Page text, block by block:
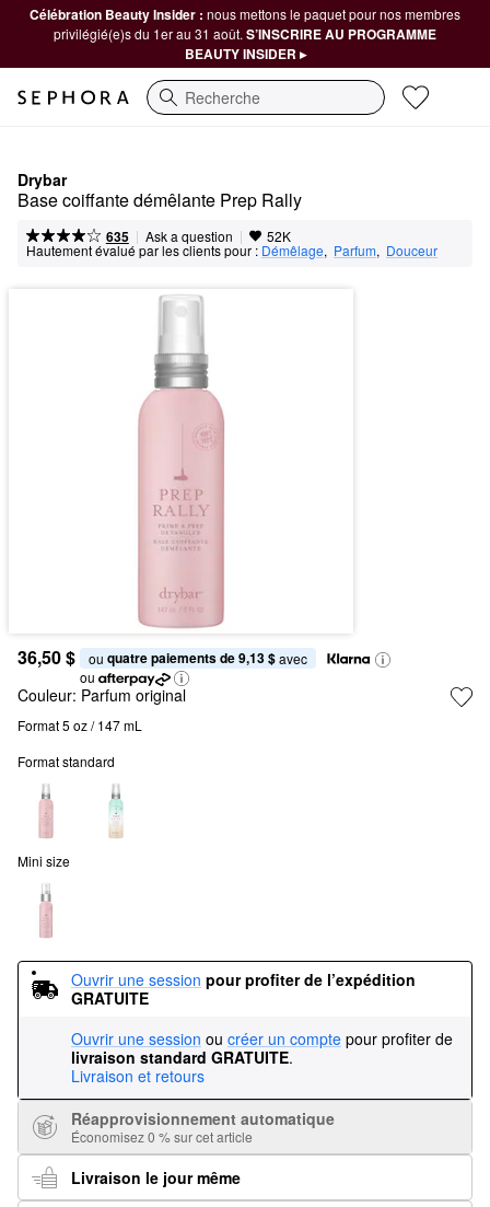
Célébration Beauty Insider : nous mettons le paquet pour nos membres
privilégié(e)s du 1er au 31 août. S’INSCRIRE AU PROGRAMME
BEAUTY INSIDER ▸
Recherche
Drybar
Base coiffante démêlante Prep Rally
635 | Ask a question | 52K
Hautement évalué par les clients pour : Démêlage, Parfum, Douceur
36,50 $ ou quatre paiements de 9,13 $ avec
ou
Couleur: Parfum original
Format 5 oz / 147 mL
Format standard
Mini size
Ouvrir une session pour profiter de l’expédition
GRATUITE
Ouvrir une session ou créer un compte pour profiter de
livraison standard GRATUITE.
Livraison et retours
Réapprovisionnement automatique
Économisez 0 % sur cet article
Livraison le jour même